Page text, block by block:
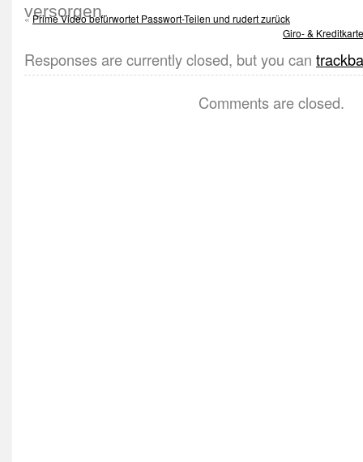
«Prime Video befürwortet Passwort-Teilen und rudert zurück
Giro- &
Responses are currently closed, but you can
Comments are closed.